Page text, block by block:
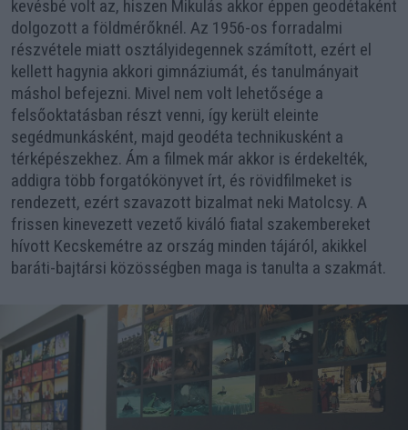
kevésbé volt az, hiszen Mikulás akkor éppen geodétaként
dolgozott a földmérőknél. Az 1956-os forradalmi
részvétele miatt osztályidegennek számított, ezért el
kellett hagynia akkori gimnáziumát, és tanulmányait
máshol befejezni. Mivel nem volt lehetősége a
felsőoktatásban részt venni, így került eleinte
segédmunkásként, majd geodéta technikusként a
térképészekhez. Ám a filmek már akkor is érdekelték,
addigra több forgatókönyvet írt, és rövidfilmeket is
rendezett, ezért szavazott bizalmat neki Matolcsy. A
frissen kinevezett vezető kiváló fiatal szakembereket
hívott Kecskemétre az ország minden tájáról, akikkel
baráti-bajtársi közösségben maga is tanulta a szakmát.